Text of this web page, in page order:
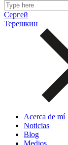
Сергей
Терешкин
Acerca de mí
Noticias
Blog
Medios